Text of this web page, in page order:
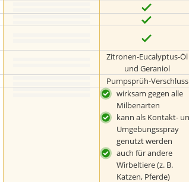
Zitronen-Eucalyptus-Öl
und Geraniol
Pumpsprüh-Verschluss
wirksam gegen alle
Milbenarten
kann als Kontakt-
Umgebungsspray
genutzt werden
auch für andere
Wirbeltiere (z. B.
Katzen, Pferde)